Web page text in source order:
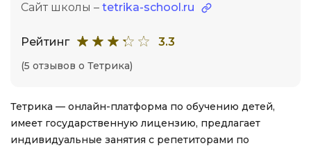
Сайт школы – tetrika-school.ru
Рейтинг 3.3
(5 отзывов о Тетрика)
Тетрика — онлайн-платформа по обучению детей,
имеет государственную лицензию, предлагает
индивидуальные занятия с репетиторами по